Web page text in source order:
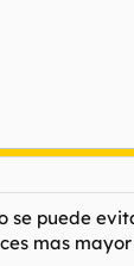
se puede
mas